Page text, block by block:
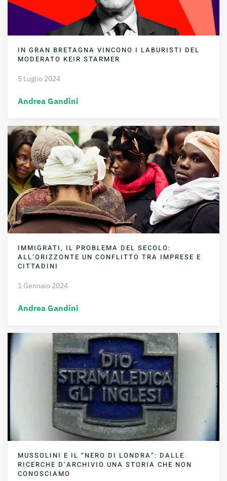
IN GRAN BRETAGNA VINCONO I LABURISTI DEL
MODERATO KEIR STARMER
5 Luglio 2024
Andrea Gandini
IMMIGRATI, IL PROBLEMA DEL SECOLO:
ALL’ORIZZONTE UN CONFLITTO TRA IMPRESE E
CITTADINI
1 Gennaio 2024
Andrea Gandini
MUSSOLINI E IL “NERO DI LONDRA”: DALLE
RICERCHE D’ARCHIVIO UNA STORIA CHE NON
CONOSCIAMO